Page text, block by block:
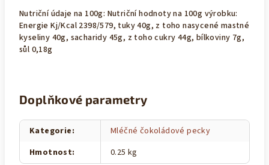
Nutriční údaje na 100g: Nutriční hodnoty na 100g výrobku:
Energie Kj/Kcal 2398/579, tuky 40g, z toho nasycené mastné
kyseliny 40g, sacharidy 45g, z toho cukry 44g, bílkoviny 7g,
sůl 0,18g
Doplňkové parametry
Kategorie:
Mléčné čokoládové pecky
Hmotnost: 0.25 kg